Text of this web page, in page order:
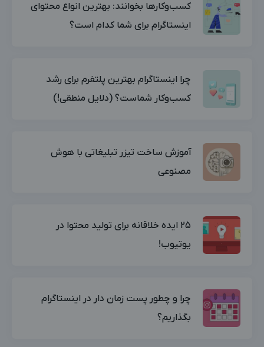
کسب‌وکارها بخوانند: بهترین انواع محتوای
اینستاگرام برای شما کدام است؟
چرا اینستاگرام بهترین پلتفرم برای رشد
کسب‌وکار شماست؟ (دلایل منطقی!)
آموزش ساخت تیزر تبلیغاتی با هوش
مصنوعی
۲۵ ایده خلاقانه برای تولید محتوا در
یوتیوب!
چرا و چطور پست زمان دار در اینستاگرام
بگذاریم؟